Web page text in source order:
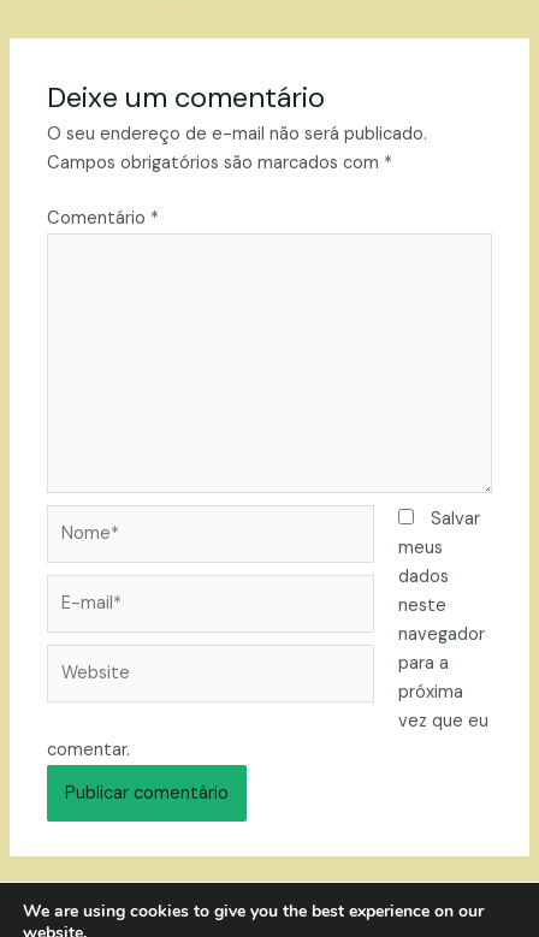
Post
Deixe um comentário
O seu endereço de e-mail não será publicado.
Campos obrigatórios são marcados com *
Comentário *
mail*
Salvar
meus
dados
neste
navegador
para a
próxima
vez que eu
comentar.
We are using cookies to give you the best experience on our